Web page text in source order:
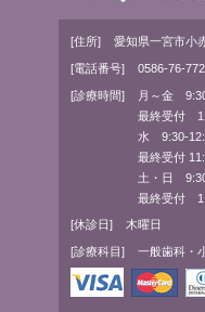
[住所] 愛知県一宮市小
[電話番号] 0586-76-
[診療時間]
月～金
最終受付
水 9:30-
最終受付
土・日
最終受付
[休診日] 木曜日
[診療科目] 一般歯科・